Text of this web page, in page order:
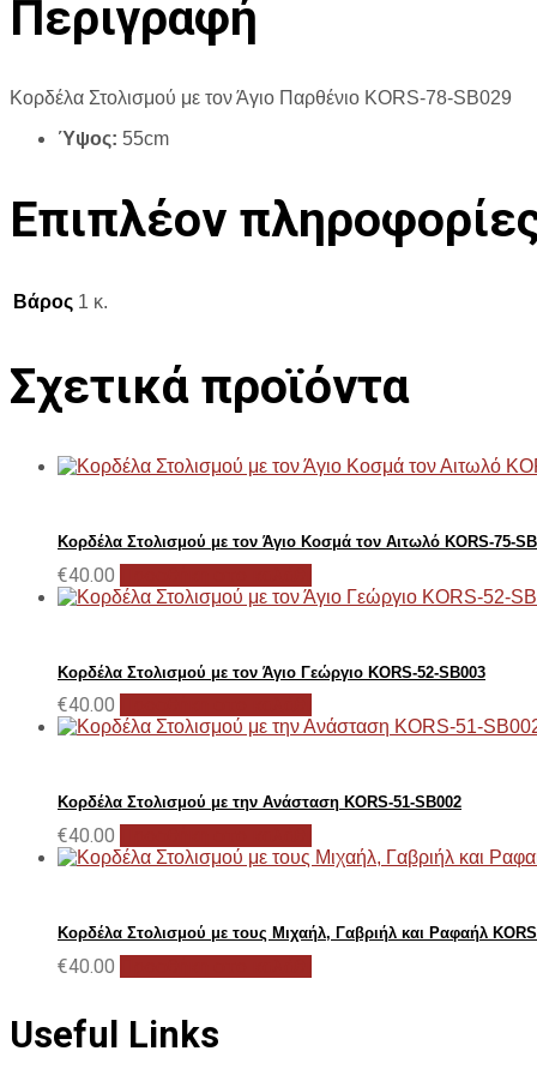
Περιγραφή
Κορδέλα Στολισμού με τον Άγιο Παρθένιο KORS-78-SB029
Ύψος: 55cm
Επιπλέον
Βάρος 1 κ.
Σχετικά προϊόντα
Κορδέλα Στολισμού με τον Άγιο Κοσμά τον Αιτωλό KORS-75-
€40.00
Κορδέλα Στολισμού με τον Άγιο Γεώργιο KORS-52-SB003
€40.00
Κορδέλα Στολισμού με την Ανάσταση KORS-51-SB002
€40.00
Κορδέλα Στολισμού με τους Μιχαήλ, Γαβριήλ και Ραφαήλ
€40.00
Useful Links